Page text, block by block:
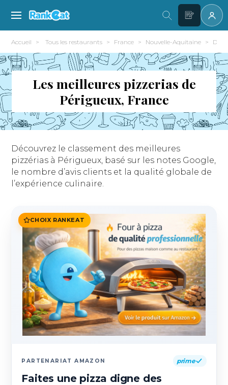
Accueil Tous les restaurants France Nouvelle-Aquitaine
Les meilleures pizzerias de
Périgueux, France
Découvrez le classement des meilleures
pizzérias à Périgueux, basé sur les notes Google,
le nombre d’avis clients et la qualité globale de
l’expérience culinaire.
CHOIX RANKEAT
PARTENARIAT AMAZON prime
Faites une pizza digne des